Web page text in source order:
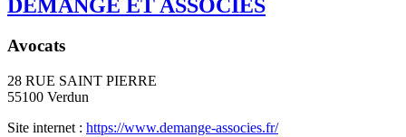
DEMANGE ET ASSOCIES
Avocats
28 RUE SAINT PIERRE
55100 Verdun
Site internet : https://www.demange-associes.fr/